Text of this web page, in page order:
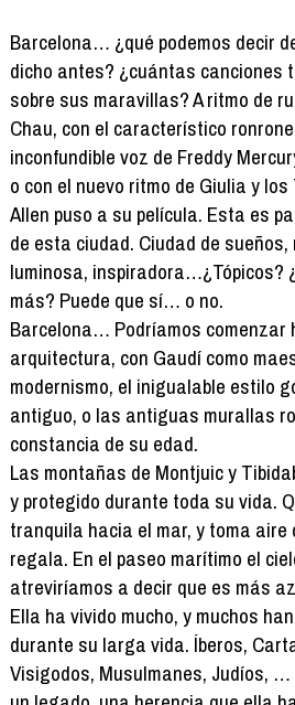
Barcelona… ¿qué podemos decir
dicho antes? ¿cuántas canciones
sobre sus maravillas? A ritmo de
Chau, con el característico
inconfundible voz de Freddy
o con el nuevo ritmo de Giulia y
Allen puso a su película. Esta es
de esta ciudad. Ciudad de
luminosa, inspiradora…¿Tópicos?
más? Puede que sí… o no.
Barcelona… Podríamos comenzar
arquitectura, con Gaudí como
modernismo, el inigualable estilo
antiguo, o las antiguas murallas
constancia de su edad.
Las montañas de Montjuic y
y protegido durante toda su vida.
tranquila hacia el mar, y toma aire
regala. En el paseo marítimo el
atreviríamos a decir que es más
Ella ha vivido mucho, y muchos
durante su larga vida. Íberos,
Visigodos, Musulmanes, Judíos,